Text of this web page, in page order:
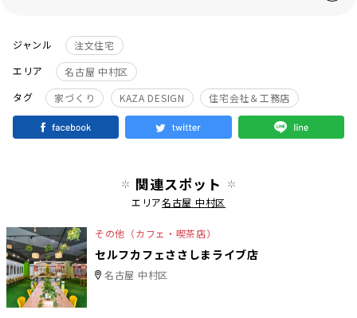
ジャンル
注文住宅
エリア
名古屋 中村区
タグ
家づくり KAZA DESIGN 住宅会社＆工務店
関連スポット
エリア名古屋 中村区
その他（カフェ・喫茶店）
セルフカフェささしまライブ店
名古屋 中村区